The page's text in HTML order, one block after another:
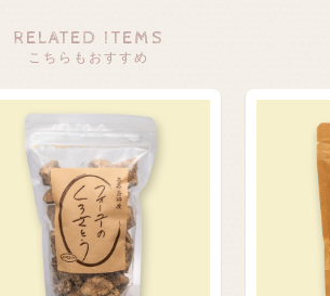
RELATED ITEMS
こちらもおすすめ